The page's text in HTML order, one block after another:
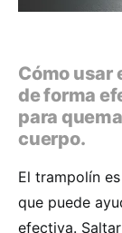
Cómo usar
de forma
para
cuerpo.
El trampolín
que puede
efectiva.